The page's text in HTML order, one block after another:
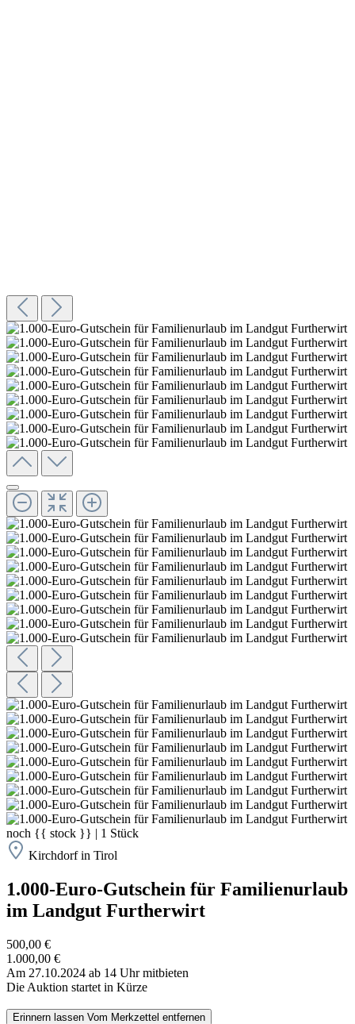
noch {{ stock }} | 1 Stück
Kirchdorf in Tirol
1.000-Euro-Gutschein für Familienurlaub
im Landgut Furtherwirt
500,00 €
1.000,00 €
Am 27.10.2024 ab 14 Uhr mitbieten
Die Auktion startet in Kürze
Erinnern lassen Vom Merkzettel entfernen